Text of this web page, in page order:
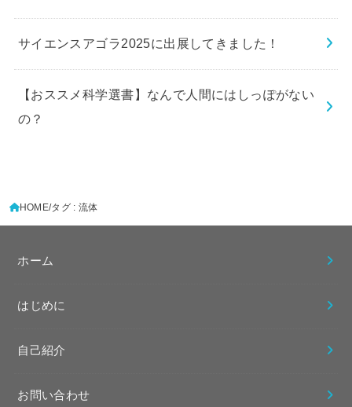
サイエンスアゴラ2025に出展してきました！
【おススメ科学選書】なんで人間にはしっぽがない
の？
HOME タグ : 流体
ホーム
はじめに
自己紹介
お問い合わせ